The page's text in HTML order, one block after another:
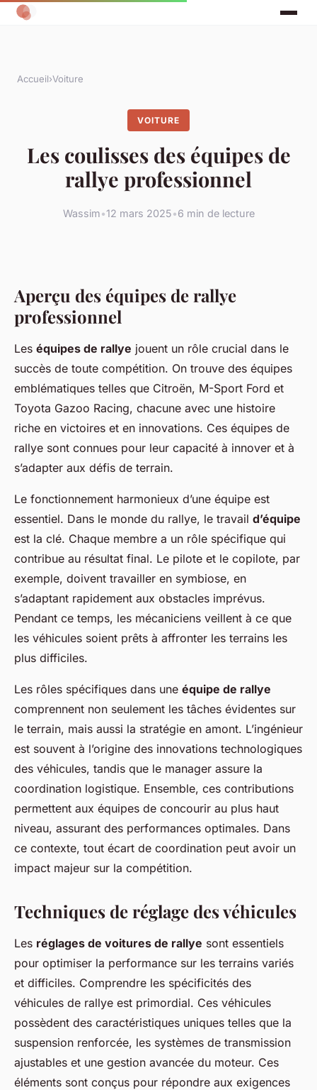
Accueil›Voiture
VOITURE
Les coulisses des équipes de
rallye professionnel
Wassim•12 mars 2025•6 min de lecture
Aperçu des équipes de rallye
professionnel
Les équipes de rallye jouent un rôle crucial dans le
succès de toute compétition. On trouve des équipes
emblématiques telles que Citroën, M-Sport Ford et
Toyota Gazoo Racing, chacune avec une histoire
riche en victoires et en innovations. Ces équipes de
rallye sont connues pour leur capacité à innover et à
s’adapter aux défis de terrain.
Le fonctionnement harmonieux d’une équipe est
essentiel. Dans le monde du rallye, le travail d’équipe
est la clé. Chaque membre a un rôle spécifique qui
contribue au résultat final. Le pilote et le copilote, par
exemple, doivent travailler en symbiose, en
s’adaptant rapidement aux obstacles imprévus.
Pendant ce temps, les mécaniciens veillent à ce que
les véhicules soient prêts à affronter les terrains les
plus difficiles.
Les rôles spécifiques dans une équipe de rallye
comprennent non seulement les tâches évidentes sur
le terrain, mais aussi la stratégie en amont. L’ingénieur
est souvent à l’origine des innovations technologiques
des véhicules, tandis que le manager assure la
coordination logistique. Ensemble, ces contributions
permettent aux équipes de concourir au plus haut
niveau, assurant des performances optimales. Dans
ce contexte, tout écart de coordination peut avoir un
impact majeur sur la compétition.
Techniques de réglage des véhicules
Les réglages de voitures de rallye sont essentiels
pour optimiser la performance sur les terrains variés
et difficiles. Comprendre les spécificités des
véhicules de rallye est primordial. Ces véhicules
possèdent des caractéristiques uniques telles que la
suspension renforcée, les systèmes de transmission
ajustables et une gestion avancée du moteur. Ces
éléments sont conçus pour répondre aux exigences